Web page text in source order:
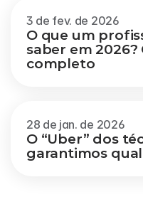
3 de fev. de 2026
O que um
saber em 2026?
completo
28 de jan. de 2026
O “Uber” dos
garantimos